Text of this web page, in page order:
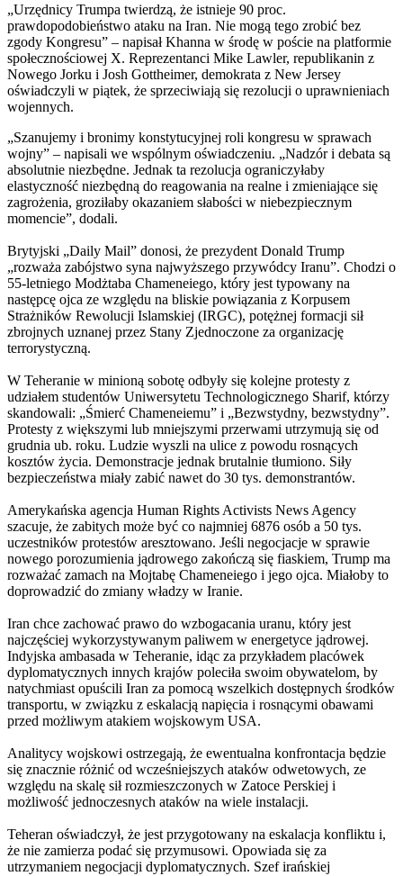
„Urzędnicy Trumpa twierdzą, że istnieje 90 proc.
prawdopodobieństwo ataku na Iran. Nie mogą tego zrobić bez
zgody Kongresu” – napisał Khanna w środę w poście na platformie
społecznościowej X. Reprezentanci Mike Lawler, republikanin z
Nowego Jorku i Josh Gottheimer, demokrata z New Jersey
oświadczyli w piątek, że sprzeciwiają się rezolucji o uprawnieniach
wojennych.
„Szanujemy i bronimy konstytucyjnej roli kongresu w sprawach
wojny” – napisali we wspólnym oświadczeniu. „Nadzór i debata są
absolutnie niezbędne. Jednak ta rezolucja ograniczyłaby
elastyczność niezbędną do reagowania na realne i zmieniające się
zagrożenia, groziłaby okazaniem słabości w niebezpiecznym
momencie”, dodali.
Brytyjski „Daily Mail” donosi, że prezydent Donald Trump
„rozważa zabójstwo syna najwyższego przywódcy Iranu”. Chodzi o
55-letniego Modżtaba Chameneiego, który jest typowany na
następcę ojca ze względu na bliskie powiązania z Korpusem
Strażników Rewolucji Islamskiej (IRGC), potężnej formacji sił
zbrojnych uznanej przez Stany Zjednoczone za organizację
terrorystyczną.
W Teheranie w minioną sobotę odbyły się kolejne protesty z
udziałem studentów Uniwersytetu Technologicznego Sharif, którzy
skandowali: „Śmierć Chameneiemu” i „Bezwstydny, bezwstydny”.
Protesty z większymi lub mniejszymi przerwami utrzymują się od
grudnia ub. roku. Ludzie wyszli na ulice z powodu rosnących
kosztów życia. Demonstracje jednak brutalnie tłumiono. Siły
bezpieczeństwa miały zabić nawet do 30 tys. demonstrantów.
Amerykańska agencja Human Rights Activists News Agency
szacuje, że zabitych może być co najmniej 6876 osób a 50 tys.
uczestników protestów aresztowano. Jeśli negocjacje w sprawie
nowego porozumienia jądrowego zakończą się fiaskiem, Trump ma
rozważać zamach na Mojtabę Chameneiego i jego ojca. Miałoby to
doprowadzić do zmiany władzy w Iranie.
Iran chce zachować prawo do wzbogacania uranu, który jest
najczęściej wykorzystywanym paliwem w energetyce jądrowej.
Indyjska ambasada w Teheranie, idąc za przykładem placówek
dyplomatycznych innych krajów poleciła swoim obywatelom, by
natychmiast opuścili Iran za pomocą wszelkich dostępnych środków
transportu, w związku z eskalacją napięcia i rosnącymi obawami
przed możliwym atakiem wojskowym USA.
Analitycy wojskowi ostrzegają, że ewentualna konfrontacja będzie
się znacznie różnić od wcześniejszych ataków odwetowych, ze
względu na skalę sił rozmieszczonych w Zatoce Perskiej i
możliwość jednoczesnych ataków na wiele instalacji.
Teheran oświadczył, że jest przygotowany na eskalacja konfliktu i,
że nie zamierza podać się przymusowi. Opowiada się za
utrzymaniem negocjacji dyplomatycznych. Szef irańskiej